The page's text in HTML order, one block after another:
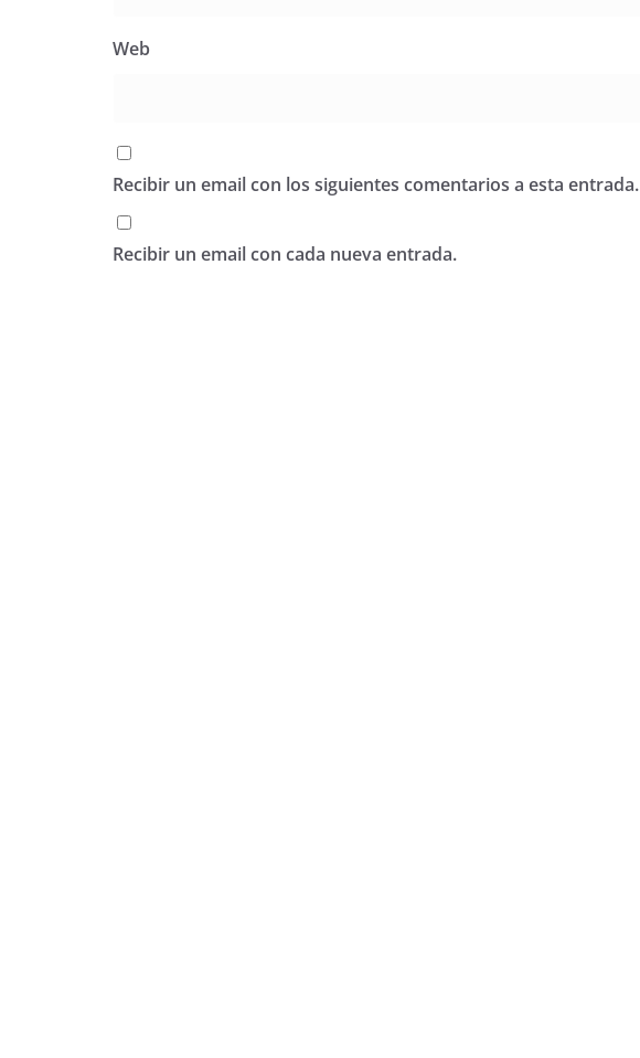
Web
Recibir un email con los siguientes comentarios a esta entrada.
Recibir un email con cada nueva entrada.